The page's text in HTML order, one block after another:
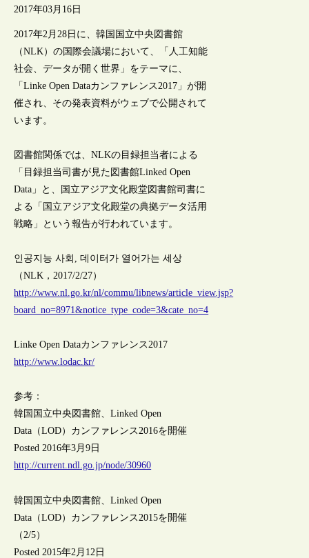
2017年03月16日
2017年2月28日に、韓国国立中央図書館
（NLK）の国際会議場において、「人工知能
社会、データが開く世界」をテーマに、
「Linke Open Dataカンファレンス2017」が開
催され、その発表資料がウェブで公開されて
います。
図書館関係では、NLKの目録担当者による
「目録担当司書が見た図書館Linked Open
Data」と、国立アジア文化殿堂図書館司書に
よる「国立アジア文化殿堂の典拠データ活用
戦略」という報告が行われています。
인공지능 사회, 데이터가 열어가는 세상
（NLK，2017/2/27）
http://www.nl.go.kr/nl/commu/libnews/article_view.jsp?
board_no=8971&notice_type_code=3&cate_no=4
Linke Open Dataカンファレンス2017
http://www.lodac.kr/
参考：
韓国国立中央図書館、Linked Open
Data（LOD）カンファレンス2016を開催
Posted 2016年3月9日
http://current.ndl.go.jp/node/30960
韓国国立中央図書館、Linked Open
Data（LOD）カンファレンス2015を開催
（2/5）
Posted 2015年2月12日